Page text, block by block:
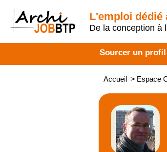
L'emploi
De la conception à
Sourcer un profil
Accueil > Espace